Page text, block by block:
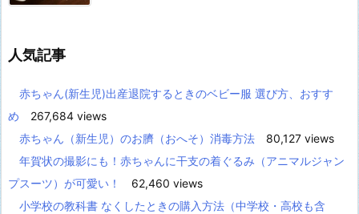
人気記事
赤ちゃん(新生児)出産退院するときのベビー服 選び方、おすす
め
267,684 views
赤ちゃん（新生児）のお臍（おへそ）消毒方法
80,127 views
年賀状の撮影にも！赤ちゃんに干支の着ぐるみ（アニマルジャン
プスーツ）が可愛い！
62,460 views
小学校の教科書 なくしたときの購入方法（中学校・高校も含